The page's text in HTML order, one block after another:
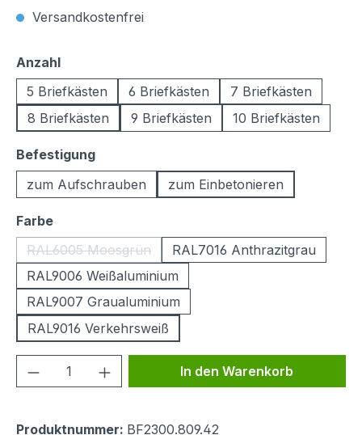
Versandkostenfrei
Anzahlauswählen
5 Briefkästen
6 Briefkästen
7 Briefkästen
8 Briefkästen
9 Briefkästen 10 Briefkästen
Befestigungauswählen
zum Aufschrauben
zum Einbetonieren
Farbeauswählen
RAL6005 Moosgrün
(Diese Option ist zurzeit nicht verfügbar.)
RAL7016 Anthrazitgrau
RAL9006 Weißaluminium
RAL9007 Graualuminium
RAL9016 Verkehrsweiß
Produkt Anzahl: Gib denIn den Warenkorb
Produktnummer: BF2300.809.42